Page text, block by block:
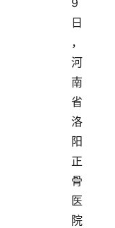
9
日
，
河
南
省
洛
阳
正
骨
医
院